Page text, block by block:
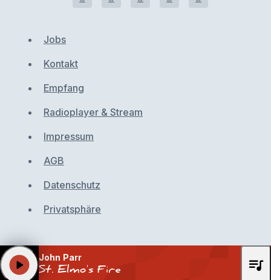
Jobs
Kontakt
Empfang
Radioplayer & Stream
Impressum
AGB
Datenschutz
Privatsphäre
John Parr
St. Elmo's Fire
play_arrow queue_music